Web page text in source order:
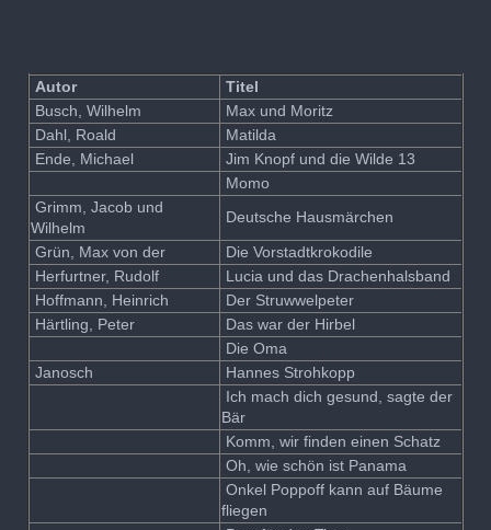
Autor
Titel
Busch, Wilhelm
Max und Moritz
Dahl, Roald
Matilda
Ende, Michael
Jim Knopf und die Wilde 13
Momo
Grimm, Jacob und
Wilhelm
Deutsche Hausmärchen
Grün, Max von der
Die Vorstadtkrokodile
Herfurtner, Rudolf
Lucia und das Drachenhalsband
Hoffmann, Heinrich
Der Struwwelpeter
Härtling, Peter
Das war der Hirbel
Die Oma
Janosch
Hannes Strohkopp
Ich mach dich gesund, sagte der
Bär
Komm, wir finden einen Schatz
Oh, wie schön ist Panama
Onkel Poppoff kann auf Bäume
fliegen